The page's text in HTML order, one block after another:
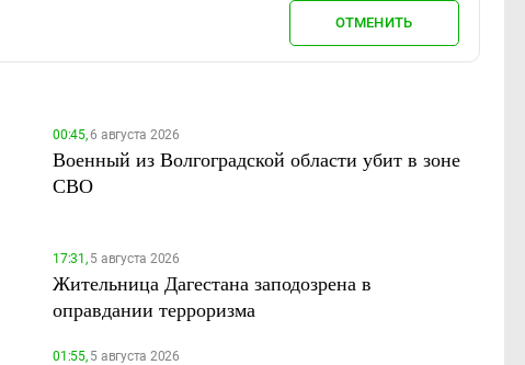
ОТМЕНИТЬ
00:45,6 августа 2026
Военный из Волгоградской области убит в зоне
СВО
17:31,5 августа 2026
Жительница Дагестана заподозрена в
оправдании терроризма
01:55,5 августа 2026